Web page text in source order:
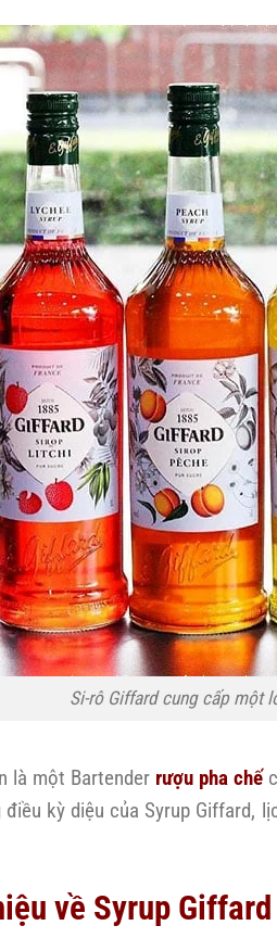
Si-rô Giffard cung cấp một
là một Bartender rượu pha chế
điều kỳ diệu của Syrup Giffard,
về Syrup Giffard